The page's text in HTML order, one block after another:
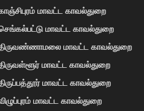
மாவட்ட காவல்துறை
மாவட்ட காவல்துறை
மாவட்ட காவல்துறை
மாவட்ட காவல்துறை
மாவட்ட காவல்துறை
மாவட்ட காவல்துறை